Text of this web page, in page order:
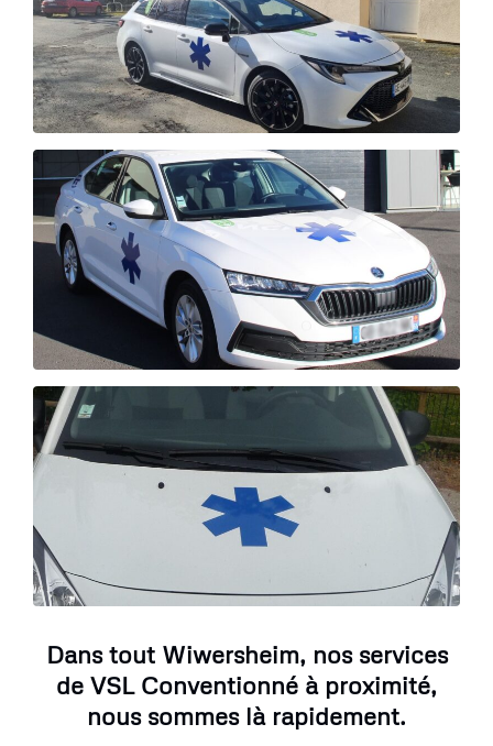
Dans tout Wiwersheim, nos services
de VSL Conventionné à proximité,
nous sommes là rapidement.